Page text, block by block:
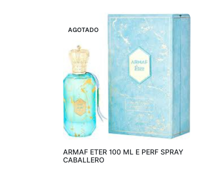
VENTA
AGOTADO
Agotado
ARMAF ETER 100 ML E PERF SPRAY
CABALLERO